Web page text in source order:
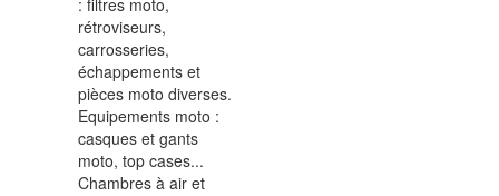
: filtres moto,
rétroviseurs,
carrosseries,
échappements et
pièces moto diverses.
Equipements moto :
casques et gants
moto, top cases...
Chambres à air et